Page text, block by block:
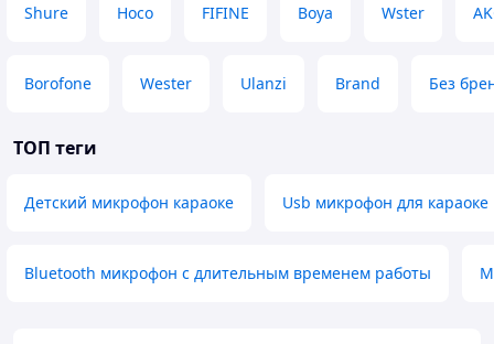
Shure Hoco FIFINE Boya Wster
Borofone Wester Ulanzi Brand Без
ТОП теги
Детский микрофон караоке Usb микрофон для караоке
Bluetooth микрофон с длительным временем работы